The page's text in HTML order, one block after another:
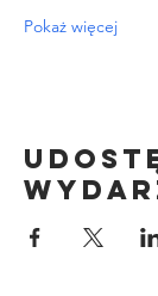
Pokaż więcej